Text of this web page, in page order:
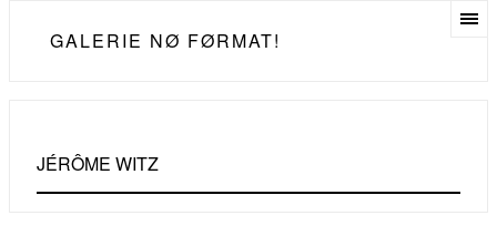
GALERIE NØ FØRMAT!
JÉRÔME WITZ